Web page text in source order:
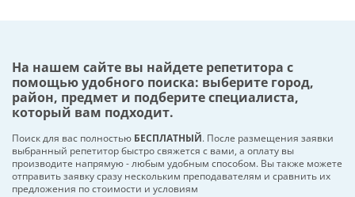
На нашем сайте вы найдете репетитора с
помощью удобного поиска: выберите город,
район, предмет и подберите специалиста,
который вам подходит.
Поиск для вас полностью БЕСПЛАТНЫЙ. После размещения заявки
выбранный репетитор быстро свяжется с вами, а оплату вы
производите напрямую - любым удобным способом. Вы также можете
отправить заявку сразу нескольким преподавателям и сравнить их
предложения по стоимости и условиям